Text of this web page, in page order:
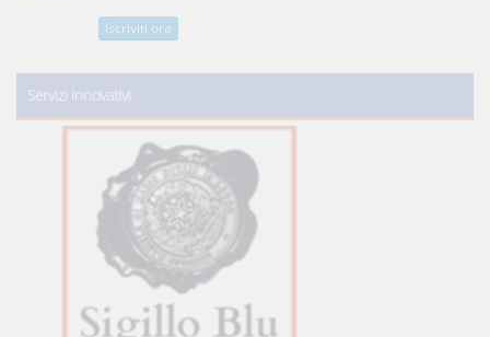
Iscriviti ora
Servizi innovativi